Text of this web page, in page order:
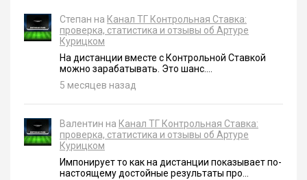
Степан на Канал ТГ Контрольная Ставка:
проверка, статистика и отзывы об Артуре
Курицком
На дистанции вместе с Контрольной Ставкой
можно зарабатывать. Это шанс....
5 месяцев назад
Валентин на Канал ТГ Контрольная Ставка:
проверка, статистика и отзывы об Артуре
Курицком
Импонирует то как на дистанции показывает по-
настоящему достойные результаты про...